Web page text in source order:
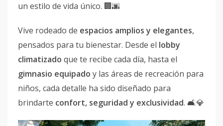
un estilo de vida único. 🏢🌆
Vive rodeado de espacios amplios y elegantes,
pensados para tu bienestar. Desde el lobby
climatizado que te recibe cada día, hasta el
gimnasio equipado y las áreas de recreación para
niños, cada detalle ha sido diseñado para
brindarte confort, seguridad y exclusividad. 🛋💎